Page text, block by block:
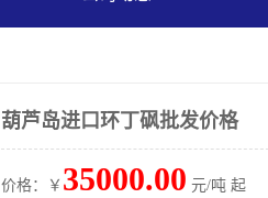
葫芦岛进口环丁砜批发价格
价格：￥ 35000.00 元/吨 起